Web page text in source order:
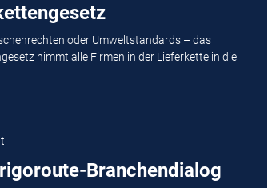
oder Umweltstandards – das
nimmt alle Firmen in der Lieferkette in die
Branchendialog